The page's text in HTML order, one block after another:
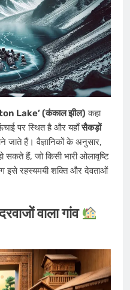
Lake’ (कंकाल झील) कहा
पर स्थित है और यहाँसैकड़ों
जाते हैं। वैज्ञानिकों के अनुसार,
सकते हैं, जो किसी भारी ओलावृष्टि
इसे रहस्यमयी शक्ति और देवताओं
वाला गांव